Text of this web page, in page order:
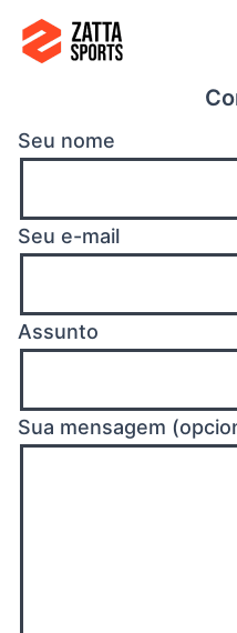
para
Seu nome
Seu e-mail
Assunto
Sua mensagem